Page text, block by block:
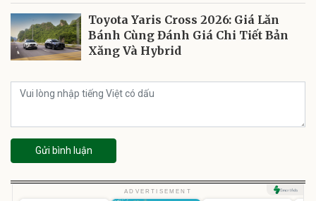
Toyota Yaris Cross 2026: Giá Lăn
Bánh Cùng Đánh Giá Chi Tiết Bản
Xăng Và Hybrid
Gửi bình luận
ADVERTISEMENT